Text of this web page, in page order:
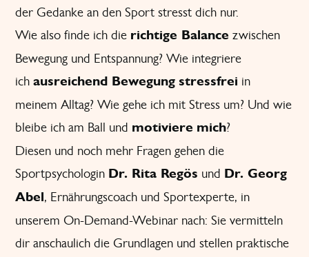
der Gedanke an den Sport stresst dich nur.
Wie also finde ich die richtige Balance zwischen
Bewegung und Entspannung? Wie integriere
ich ausreichend Bewegung stressfrei in
meinem Alltag? Wie gehe ich mit Stress um? Und wie
bleibe ich am Ball und motiviere mich?
Diesen und noch mehr Fragen gehen die
Sportpsychologin Dr. Rita Regös und Dr. Georg
Abel, Ernährungscoach und Sportexperte, in
unserem On-Demand-Webinar nach: Sie vermitteln
dir anschaulich die Grundlagen und stellen praktische